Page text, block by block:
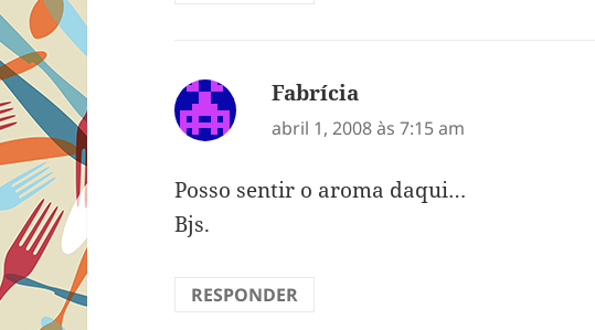
Fabrícia
abril 1, 2008 às 7:15 am
Posso sentir o aroma daqui…
Bjs.
RESPONDER